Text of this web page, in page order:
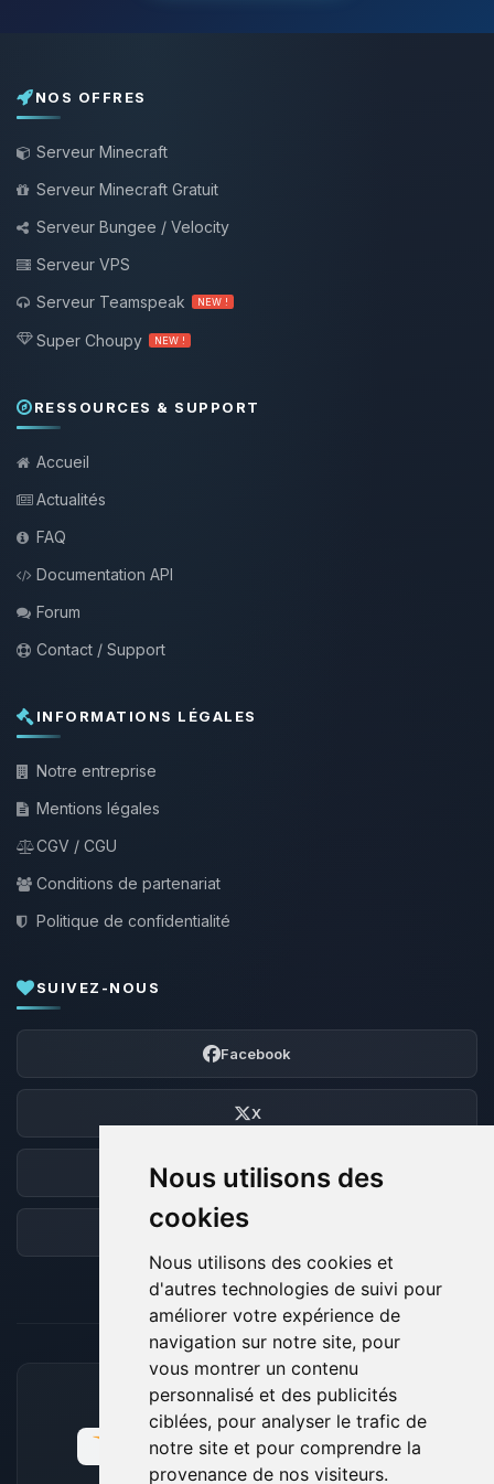
Nous utilisons des
cookies
Nous utilisons des cookies et
d'autres technologies de suivi pour
améliorer votre expérience de
navigation sur notre site, pour
vous montrer un contenu
personnalisé et des publicités
ciblées, pour analyser le trafic de
notre site et pour comprendre la
provenance de nos visiteurs.
NOS OFFRES
Serveur Minecraft
Serveur Minecraft Gratuit
Serveur Bungee / Velocity
Serveur VPS
Serveur Teamspeak
NEW !
Super Choupy NEW !
RESSOURCES & SUPPORT
Accueil
Actualités
FAQ
Documentation API
Forum
Contact / Support
INFORMATIONS LÉGALES
Notre entreprise
Mentions légales
CGV / CGU
Conditions de partenariat
Politique de confidentialité
SUIVEZ-NOUS
Facebook
X
Discord
Forum
MOYENS DE PAIEMENT ACCEPTÉS